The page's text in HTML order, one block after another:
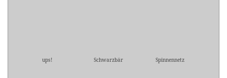
ups! Schwarzbär Spinnennetz